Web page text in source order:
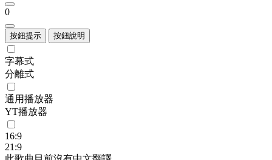
0
按鈕提示 按鈕說明
字幕式
分離式
通用播放器
YT播放器
16:9
21:9